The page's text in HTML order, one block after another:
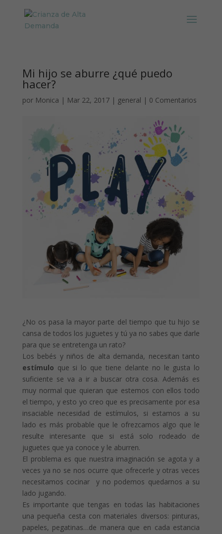
Mi hijo se aburre ¿qué puedo
hacer?
por Monica | Mar 22, 2017| general | 0 Comentarios
¿No os pasa la mayor parte del tiempo que tu hijo se
cansa de todos los juguetes y tú ya no sabes que darle
para que se entretenga un rato?
Los bebés y niños de alta demanda, necesitan tanto
estímulo que si lo que tiene delante no le gusta lo
suficiente se va a ir a buscar otra cosa. Además es
muy normal que quieran que estemos con ellos todo
el tiempo, y esto yo creo que es precisamente por esa
insaciable necesidad de estímulos, si estamos a su
lado es más probable que le ofrezcamos algo que le
resulte interesante que si está solo rodeado de
juguetes que ya conoce y le aburren.
El problema es que nuestra imaginación se agota y a
veces ya no se nos ocurre que ofrecerle y otras veces
necesitamos cocinar y no podemos quedarnos a su
lado jugando.
Es importante que tengas en todas las habitaciones
una pequeña cesta con materiales diversos: pinturas,
papeles, pegatinas…de manera que en cada estancia